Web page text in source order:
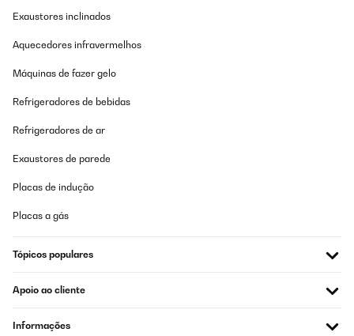
dass das schwarze Gummiteil richtig in der Nut sitzt, sonst kann
schwarze Sicherungskasten muss abgeschraubt werden. Sonst
die dann schief). Auch die Kabel müssen unter der Glocke so
fixiert werden, damit sie im Betrieb nicht am Rotor schleifen. Eine
Besser wäre der Hersteller hätte noch eine zusätzliche kleine
Einfachsten kann man sie zu zweit anbringen. Es geht aber auch
und den schweren Rotor mit einem langen Draht oder stabilen
ragen, verbindet. Am Besten ist es auch die Rotorblätter als
letztes zu montieren, damit sie nicht im Weg sind. Der Motor
nicht. Das Piepgeräusch beim An- und Auschalten sowie beim
Amazon-Benutzer
Exaustores inclinados
Aquecedores infravermelhos
Máquinas de fazer gelo
Refrigeradores de bebidas
Refrigeradores de ar
Exaustores de parede
Placas de indução
Placas a gás
Tópicos populares
Apoio ao cliente
Informações